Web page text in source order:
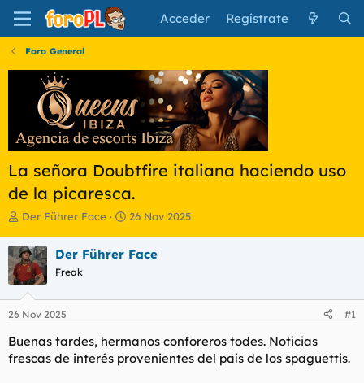
Acceder Regístrate
Foro General
La señora Doubtfire italiana haciendo uso
de la picaresca.
I
i
c
a
d
o
d
e
Der Führer Face
F
h
e
i
c
26 Nov 2025
Der Führer Face
Freak
26 Nov 2025 #1
Buenas tardes, hermanos conforeros todes. Noticias
frescas de interés provenientes del país de los spaguettis.